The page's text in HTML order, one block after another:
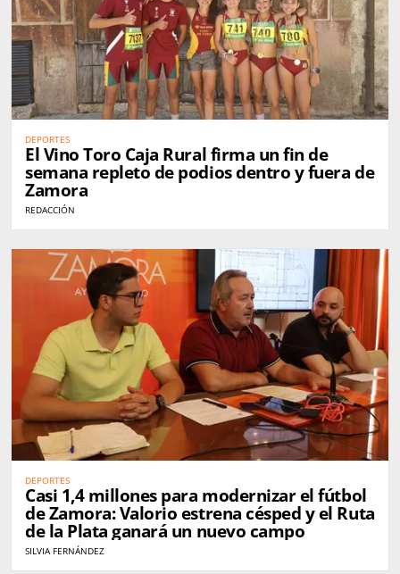
DEPORTES
El Vino Toro Caja Rural firma un fin de
semana repleto de podios dentro y fuera de
Zamora
REDACCIÓN
DEPORTES
Casi 1,4 millones para modernizar el fútbol
de Zamora: Valorio estrena césped y el Ruta
de la Plata ganará un nuevo campo
SILVIA FERNÁNDEZ